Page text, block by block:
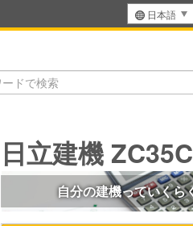
日本語
日立建機
自分の建機っていくら